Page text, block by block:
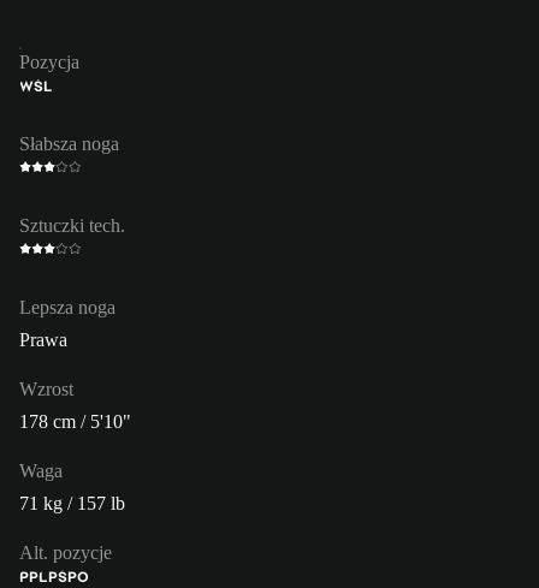
Pozycja
WŚL
Słabsza noga
Sztuczki tech.
Lepsza noga
Prawa
Wzrost
178 cm / 5'10"
Waga
71 kg / 157 lb
Alt. pozycje
PPLPŚPO